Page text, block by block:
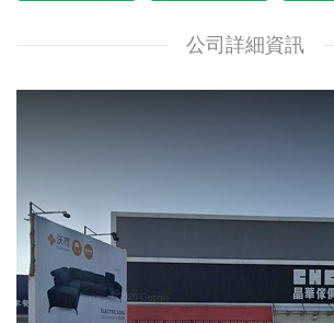
公司詳細資訊